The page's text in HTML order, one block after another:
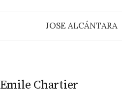
JOSE ALCÁNTARA
Emile Chartier